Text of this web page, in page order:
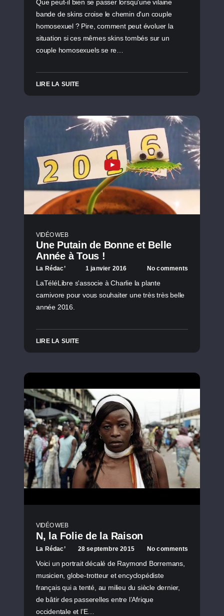
Que peut-il bien se passer lorsqu'une vilaine
bande de skins croise le chemin d'un couple
homosexuel ? Pire, comment peut évoluer la
situation si ces mêmes skins tombés sur un
couple homosexuels se re…
LIRE LA SUITE
VIDÉO WEB
Une Putain de Bonne et Belle
Année à Tous !
La Rédac’ 1 janvier 2016 No comments
LaTéléLibre s'associe à Charlie la plante
carnivore pour vous souhaiter une très très belle
année 2016.
LIRE LA SUITE
VIDÉO WEB
N, la Folie de la Raison
La Rédac’ 28 septembre 2015 No comments
Voici un portrait décalé de Raymond Borremans,
musicien, globe-trotteur et encyclopédiste
français qui a tenté, au milieu du siècle dernier,
de bâtir des passerelles entre l’Afrique
occidentale et l’E…